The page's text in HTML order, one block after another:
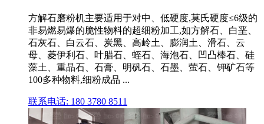
方解石磨粉机主要适用于对中、低硬度,莫氏硬度≤6级的
非易燃易爆的脆性物料的超细粉加工,如方解石、白垩、
石灰石、白云石、炭黑、高岭土、膨润土、滑石、云
母、菱伊利石、叶腊石、蛭石、海泡石、凹凸棒石、硅
藻土、重晶石、石膏、明矾石、石墨、萤石、钾矿石等
100多种物料,细粉成品 ...
联系电话: 180 3780 8511